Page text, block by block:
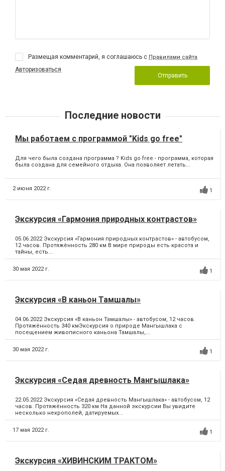
Размещая комментарий, я соглашаюсь с Правилами сайта
Авторизоваться
Отправить
Последние новости
Мы работаем с программой "Kids go free"
Для чего была создана программа ? Kids go free - программа, которая
была создана для семейного отдыха. Она позволяет летать...
2 июня 2022 г. 1
Экскурсия «Гармония природных контрастов»
05.06.2022 Экскурсия «Гармония природных контрастов» - автобусом,
12 часов. Протяжённость 280 км В мире природы есть красота и
тайны, есть...
30 мая 2022 г. 1
Экскурсия «В каньон Тамшалы»
04.06.2022 Экскурсия «В каньон Тамшалы» - автобусом, 12 часов.
Протяжённость 340 кмЭкскурсия о природе Мангышлака с
посещением живописного каньона Тамшалы,...
30 мая 2022 г. 1
Экскурсия «Седая древность Мангышлака»
22.05.2022 Экскурсия «Седая древность Мангышлака» - автобусом, 12
часов. Протяжённость 320 км На данной экскурсии Вы увидите
несколько некрополей, датируемых...
17 мая 2022 г. 1
Экскурсия «ХИВИНСКИМ ТРАКТОМ»